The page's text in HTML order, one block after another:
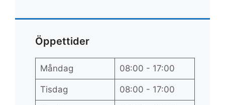
Öppettider
Måndag 08:00 - 17:00
Tisdag 08:00 - 17:00